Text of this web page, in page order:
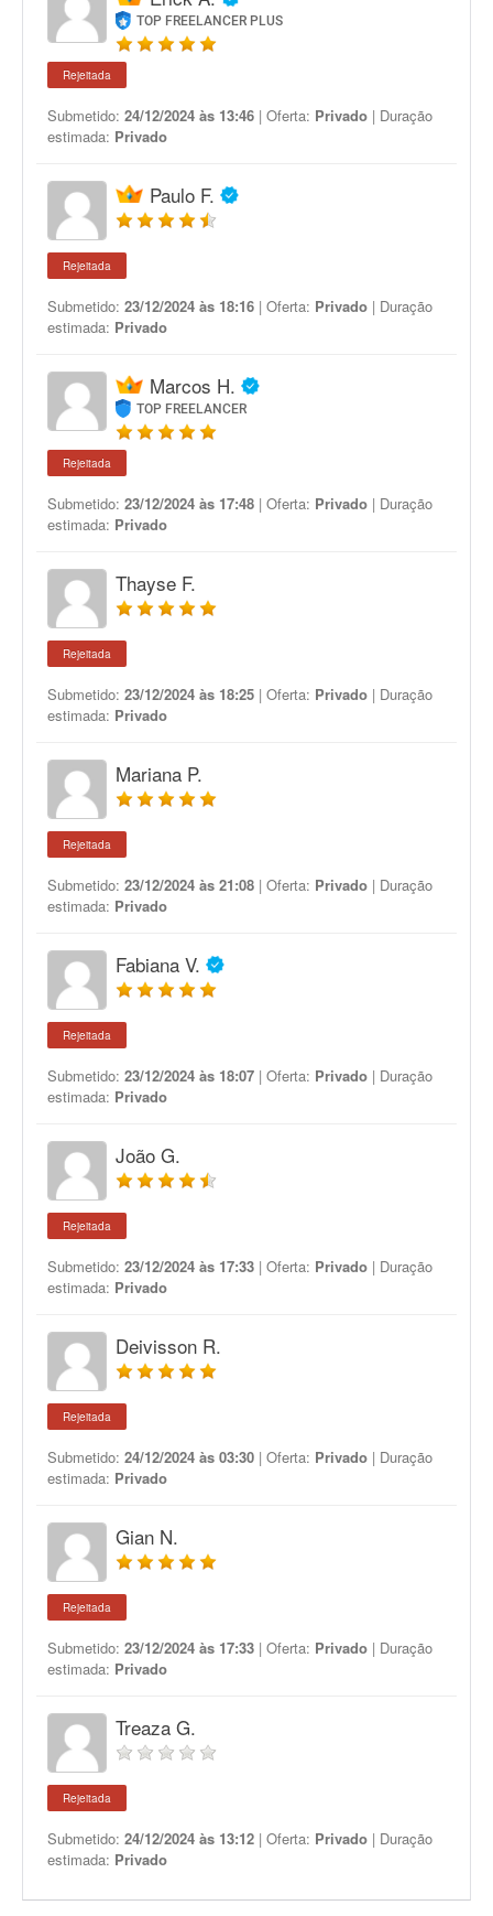
TOP FREELANCER PLUS
Rejeitada
Submetido: 24/12/2024 às 13:46 | Oferta: Privado | Duração
estimada: Privado
Paulo F.
Rejeitada
Submetido: 23/12/2024 às 18:16 | Oferta: Privado | Duração
estimada: Privado
Marcos H.
TOP FREELANCER
Rejeitada
Submetido: 23/12/2024 às 17:48 | Oferta: Privado | Duração
estimada: Privado
Thayse F.
Rejeitada
Submetido: 23/12/2024 às 18:25 | Oferta: Privado | Duração
estimada: Privado
Mariana P.
Rejeitada
Submetido: 23/12/2024 às 21:08 | Oferta: Privado | Duração
estimada: Privado
Fabiana V.
Rejeitada
Submetido: 23/12/2024 às 18:07 | Oferta: Privado | Duração
estimada: Privado
João G.
Rejeitada
Submetido: 23/12/2024 às 17:33 | Oferta: Privado | Duração
estimada: Privado
Deivisson R.
Rejeitada
Submetido: 24/12/2024 às 03:30 | Oferta: Privado | Duração
estimada: Privado
Gian N.
Rejeitada
Submetido: 23/12/2024 às 17:33 | Oferta: Privado | Duração
estimada: Privado
Treaza G.
Rejeitada
Submetido: 24/12/2024 às 13:12 | Oferta: Privado | Duração
estimada: Privado